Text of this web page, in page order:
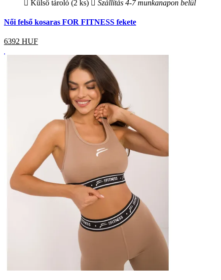
Külső tároló (2 ks) Szállítás 4-7 munkanapon belül
Női felső kosaras FOR FITNESS fekete
6392 HUF